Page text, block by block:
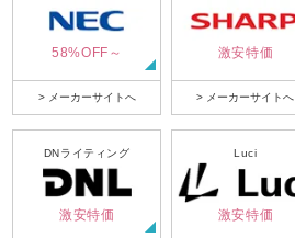
58%OFF～
> メーカーサイトへ
激安特価
> メーカーサイトへ
DNライティング
激安特価
Luci
激安特価